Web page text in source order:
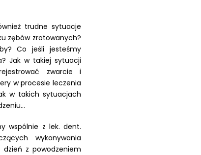
trudne sytuacje
zębów zrotowanych?
Co jeśli jesteśmy
Jak w takiej sytuacji
zwarcie i
w procesie leczenia
w takich sytuacjach
wspólnie z lek. dent.
wykonywania
z powodzeniem